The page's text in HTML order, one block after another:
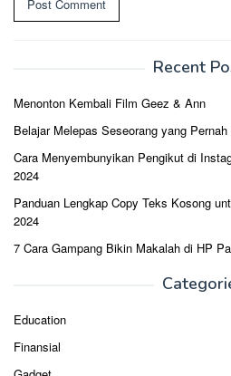
Recent
Menonton Kembali Film Geez & Ann
Belajar Melepas Seseorang yang Pernah
Cara Menyembunyikan Pengikut di
2024
Panduan Lengkap Copy Teks Kosong
2024
7 Cara Gampang Bikin Makalah di HP
Education
Finansial